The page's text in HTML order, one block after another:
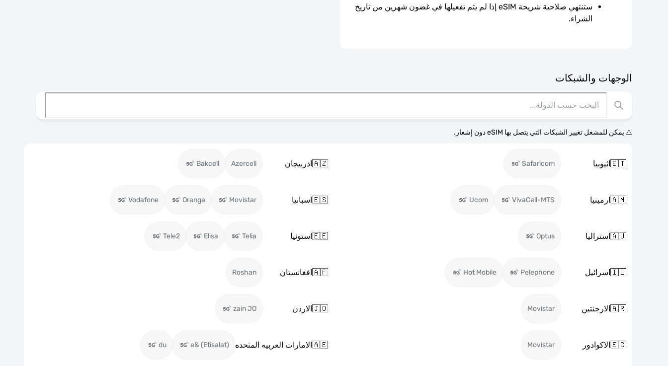
الشراء.
الوجهات والشبكات
⚠️ يمكن للمشغل تغيير الشبكات التي يتصل بها eSIM دون إشعار.
🇪🇹اثيوبيا Safaricom
🇦🇿اذربيجان Azercell
Bakcell
🇦🇲ارمينيا VivaCell-MTS
Ucom
🇪🇸اسبانيا Movistar
Orange
Vodafone
🇦🇺استراليا Optus
🇪🇪استونيا Telia
Elisa
Tele2
🇮🇱اسرائيل Pelephone
Hot Mobile
🇦🇫افغانستان Roshan
🇦🇷الارجنتين Movistar
🇯🇴الاردن zain JO
🇪🇨الاكوادور Movistar
🇦🇪الامارات العربيه المتحده e& (Etisalat)
du